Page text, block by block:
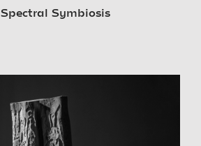
Spectral Symbiosis